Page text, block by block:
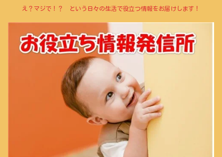
え？マジで！？ という日々の生活で役立つ情報をお届けします！